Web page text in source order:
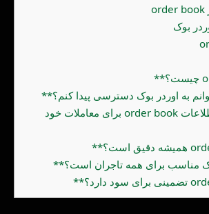
بوک
به اوردر بوک دسترسی پیدا کنم؟**
**چگونه از اطلاعات order book برای معاملات خود
مناسب برای همه تاجران است؟**